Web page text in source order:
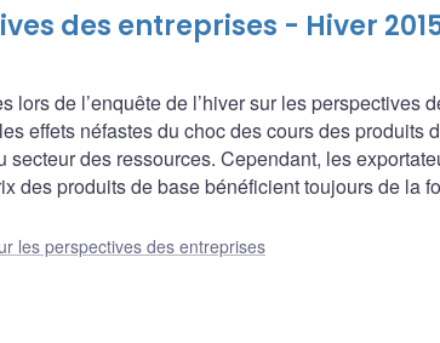
des entreprises - Hiver
lors de l’enquête de l’hiver sur les perspectives
effets néfastes du choc des cours des produits
des ressources. Cependant, les
des produits de base bénéficient toujours de la
les perspectives des entreprises